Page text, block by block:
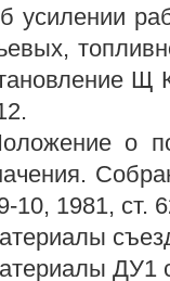
усилении
Щ
о
10, 1981, ст.
ДУ1